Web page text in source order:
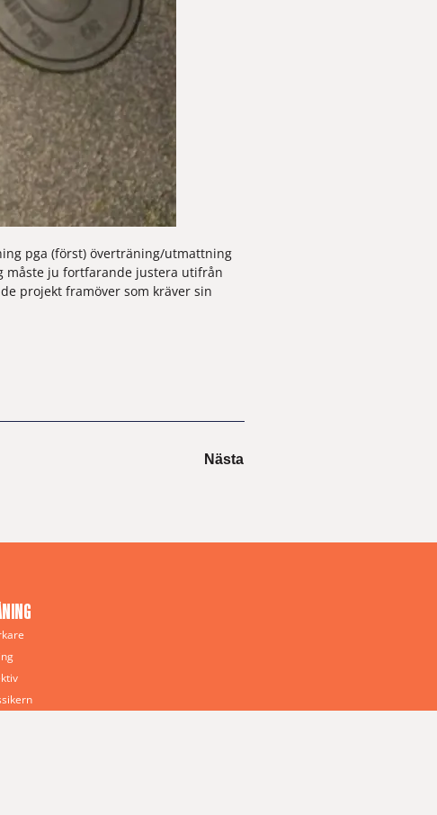
pga (först) överträning/utmattning
måste ju fortfarande justera utifrån
projekt framöver som kräver sin
Nästa